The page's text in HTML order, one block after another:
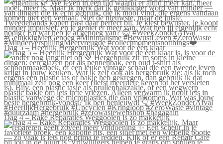
Dag 5 – Heerlijk Hergebruik Wat voor de één klaar
Dag 4 – Rake Reparaties Weggooien is zo makkelijk